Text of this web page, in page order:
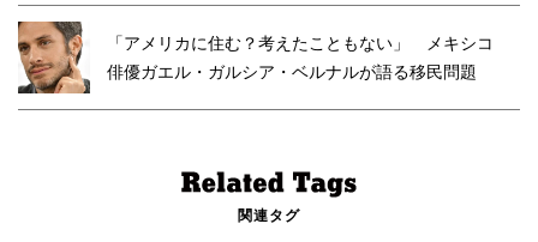
「アメリカに住む？考えたこともない」 メキシコ
俳優ガエル・ガルシア・ベルナルが語る移民問題
関連タグ